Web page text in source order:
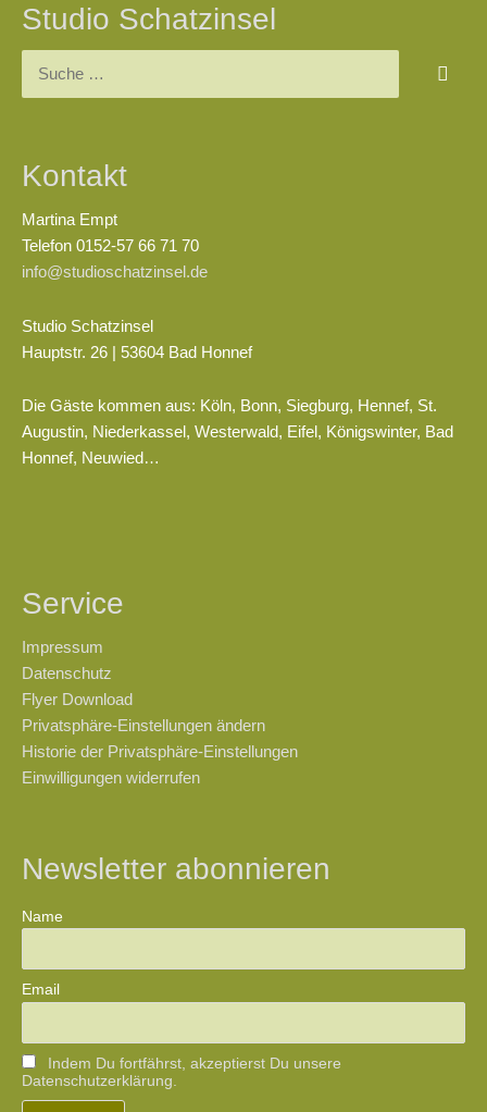
Studio Schatzinsel
Kontakt
Martina Empt
Telefon 0152-57 66 71 70
info@studioschatzinsel.de
Studio Schatzinsel
Hauptstr. 26 | 53604 Bad Honnef
Die Gäste kommen aus: Köln, Bonn, Siegburg, Hennef, St.
Augustin, Niederkassel, Westerwald, Eifel, Königswinter, Bad
Honnef, Neuwied…
Service
Impressum
Datenschutz
Flyer Download
Privatsphäre-Einstellungen ändern
Historie der Privatsphäre-Einstellungen
Einwilligungen widerrufen
Newsletter abonnieren
Name
Email
Indem Du fortfährst, akzeptierst Du unsere
Datenschutzerklärung.